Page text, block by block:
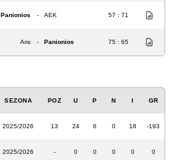
Panionios - AEK 57 : 71
Aris - Panionios 75 : 65
SEZONA POZ U P N I GR
2025/2026 13 24 6 0 18 -193
2025/2026 - 0 0 0 0 0